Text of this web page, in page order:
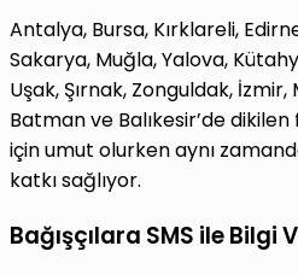
Antalya, Bursa, Kırklareli,
Sakarya, Muğla, Yalova,
Uşak, Şırnak, Zonguldak,
Batman ve Balıkesir’de
için umut olurken aynı
katkı sağlıyor.
Bağışçılara SMS ile Bilgi